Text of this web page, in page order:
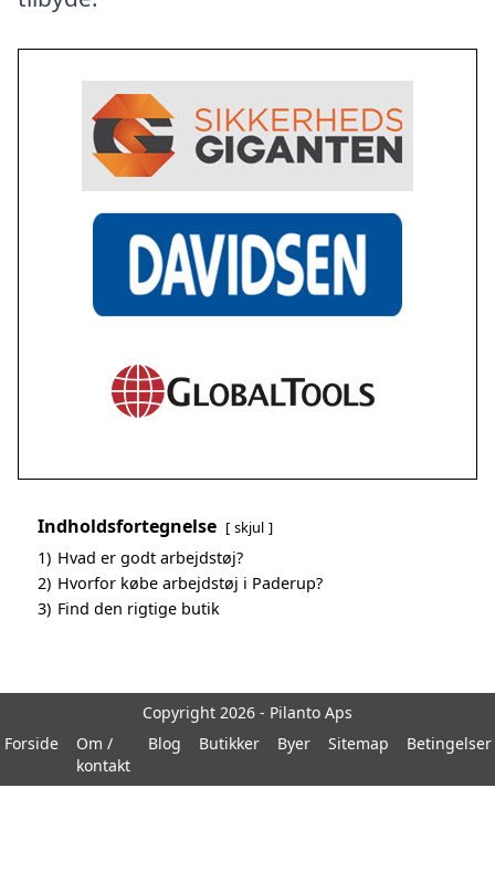
Indholdsfortegnelse skjul
1) Hvad er godt arbejdstøj?
2) Hvorfor købe arbejdstøj i Paderup?
3) Find den rigtige butik
Copyright 2026 - Pilanto Aps
Forside
Om /
kontakt
Blog Butikker Byer Sitemap Betingelser